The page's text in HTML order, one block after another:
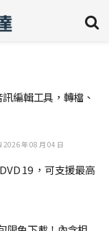
編輯工具，轉檔、
2026 年 08 月 04 日
19 ，可支援最高